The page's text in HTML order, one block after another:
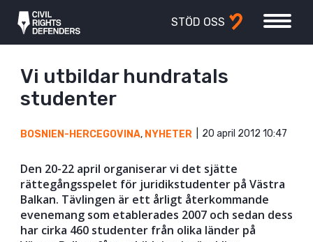
STÖD OSS
Vi utbildar hundratals
studenter
BOSNIEN-HERCEGOVINA, NYHETER 20 april 2012 10:47
Den 20-22 april organiserar vi det sjätte
rättegångsspelet för juridikstudenter på Västra
Balkan. Tävlingen är ett årligt återkommande
evenemang som etablerades 2007 och sedan dess
har cirka 460 studenter från olika länder på